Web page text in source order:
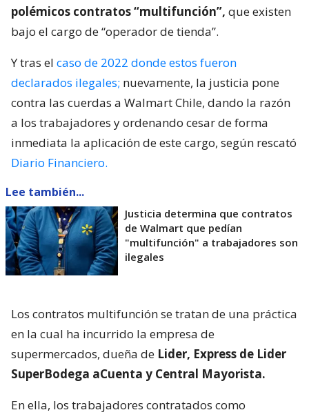
polémicos contratos “multifunción”, que existen
bajo el cargo de “operador de tienda”.
Y tras el caso de 2022 donde estos fueron
declarados ilegales; nuevamente, la justicia pone
contra las cuerdas a Walmart Chile, dando la razón
a los trabajadores y ordenando cesar de forma
inmediata la aplicación de este cargo, según rescató
Diario Financiero.
Lee también...
Justicia determina que contratos
de Walmart que pedían
"multifunción" a trabajadores son
ilegales
Los contratos multifunción se tratan de una práctica
en la cual ha incurrido la empresa de
supermercados, dueña de Lider, Express de Lider
SuperBodega aCuenta y Central Mayorista.
En ella, los trabajadores contratados como